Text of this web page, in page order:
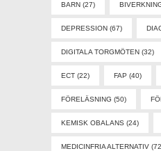
BARN (27)
DEPRESSION (67)
DIGITALA TORGMÖTEN (32)
ECT (22) FAP (40)
FÖRELÄSNING (50)
KEMISK OBALANS (24)
MEDICINFRIA ALTERNATIV